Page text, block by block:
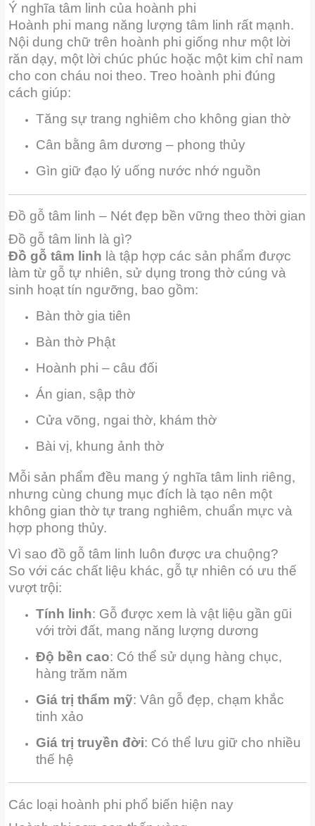
Ý nghĩa tâm linh của hoành phi
Hoành phi mang năng lượng tâm linh rất mạnh.
Nội dung chữ trên hoành phi giống như một lời
răn dạy, một lời chúc phúc hoặc một kim chỉ nam
cho con cháu noi theo. Treo hoành phi đúng
cách giúp:
Tăng sự trang nghiêm cho không gian thờ
Cân bằng âm dương – phong thủy
Gìn giữ đạo lý uống nước nhớ nguồn
Đồ gỗ tâm linh – Nét đẹp bền vững theo thời gian
Đồ gỗ tâm linh là gì?
Đồ gỗ tâm linh là tập hợp các sản phẩm được
làm từ gỗ tự nhiên, sử dụng trong thờ cúng và
sinh hoạt tín ngưỡng, bao gồm:
Bàn thờ gia tiên
Bàn thờ Phật
Hoành phi – câu đối
Án gian, sập thờ
Cửa võng, ngai thờ, khám thờ
Bài vị, khung ảnh thờ
Mỗi sản phẩm đều mang ý nghĩa tâm linh riêng,
nhưng cùng chung mục đích là tạo nên một
không gian thờ tự trang nghiêm, chuẩn mực và
hợp phong thủy.
Vì sao đồ gỗ tâm linh luôn được ưa chuộng?
So với các chất liệu khác, gỗ tự nhiên có ưu thế
vượt trội:
Tính linh: Gỗ được xem là vật liệu gần gũi
với trời đất, mang năng lượng dương
Độ bền cao: Có thể sử dụng hàng chục,
hàng trăm năm
Giá trị thẩm mỹ: Vân gỗ đẹp, chạm khắc
tinh xảo
Giá trị truyền đời: Có thể lưu giữ cho nhiều
thế hệ
Các loại hoành phi phổ biến hiện nay